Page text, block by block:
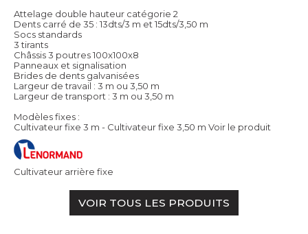
Attelage double hauteur catégorie 2
Dents carré de 35 : 13dts/3 m et 15dts/3,50 m
Socs standards
3 tirants
Châssis 3 poutres 100x100x8
Panneaux et signalisation
Brides de dents galvanisées
Largeur de travail : 3 m ou 3,50 m
Largeur de transport : 3 m ou 3,50 m
Modèles fixes :
Cultivateur fixe 3 m - Cultivateur fixe 3,50 m Voir le produit
Cultivateur arrière fixe
VOIR TOUS LES PRODUITS